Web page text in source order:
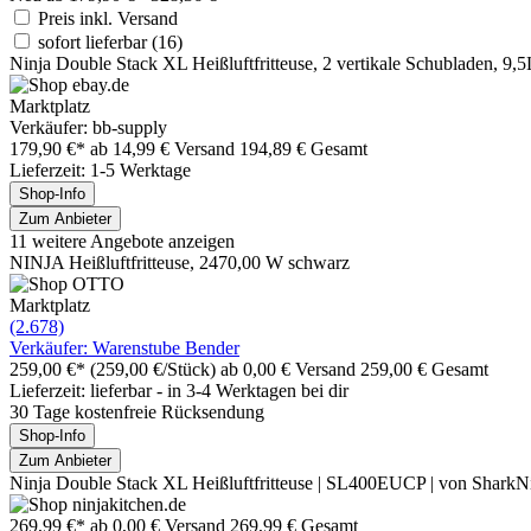
Preis inkl. Versand
sofort lieferbar(16)
Ninja Double Stack XL Heißluftfritteuse, 2 vertikale Schubladen,
Marktplatz
Verkäufer: bb-supply
179,90 €* ab 14,99 € Versand 194,89 € Gesamt
Lieferzeit: 1-5 Werktage
Shop-Info
Zum Anbieter
11 weitere Angebote anzeigen
NINJA Heißluftfritteuse, 2470,00 W schwarz
Marktplatz
(2.678)
Verkäufer: Warenstube Bender
259,00 €* (259,00 €/Stück) ab 0,00 € Versand 259,00 € Gesamt
Lieferzeit: lieferbar - in 3-4 Werktagen bei dir
30 Tage kostenfreie Rücksendung
Shop-Info
Zum Anbieter
Ninja Double Stack XL Heißluftfritteuse | SL400EUCP | von
269,99 €* ab 0,00 € Versand 269,99 € Gesamt